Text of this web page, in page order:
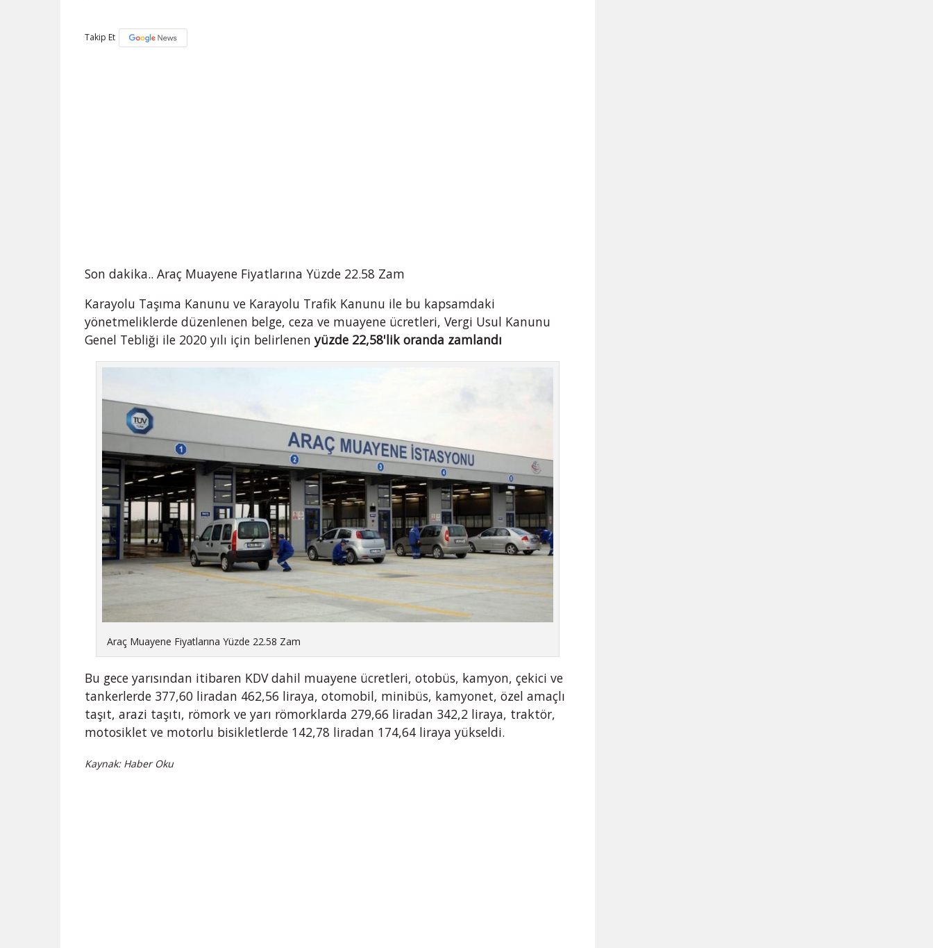
Takip Et
Son dakika.. Araç Muayene Fiyatlarına Yüzde 22.58 Zam
Karayolu Taşıma Kanunu ve Karayolu Trafik Kanunu ile bu kapsamdaki
yönetmeliklerde düzenlenen belge, ceza ve muayene ücretleri, Vergi Usul Kanunu
Genel Tebliği ile 2020 yılı için belirlenen yüzde 22,58'lik oranda zamlandı
Araç Muayene Fiyatlarına Yüzde 22.58 Zam
Bu gece yarısından itibaren KDV dahil muayene ücretleri, otobüs, kamyon, çekici ve
tankerlerde 377,60 liradan 462,56 liraya, otomobil, minibüs, kamyonet, özel amaçlı
taşıt, arazi taşıtı, römork ve yarı römorklarda 279,66 liradan 342,2 liraya, traktör,
motosiklet ve motorlu bisikletlerde 142,78 liradan 174,64 liraya yükseldi.
Kaynak: Haber Oku